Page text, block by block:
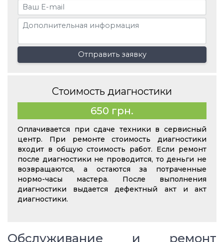
Обслуживание и ремонт
Отправить заявку
Стоимость диагностики
650 грн.
Оплачивается при сдаче техники в сервисный
центр. При ремонте стоимость диагностики
входит в общую стоимость работ. Если ремонт
после диагностики не проводится, то деньги не
возвращаются, а остаются за потраченные
нормо-часы мастера. После выполнения
диагностики выдается дефектный акт и акт
диагностики.